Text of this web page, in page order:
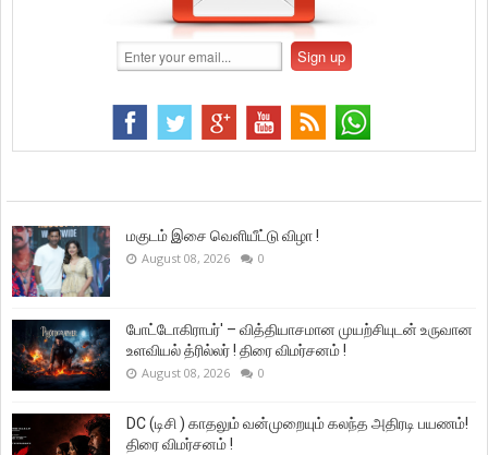
மகுடம் இசை வெளியீட்டு விழா !
August 08, 2026 0
போட்டோகிராபர்' – வித்தியாசமான முயற்சியுடன் உருவான
உளவியல் த்ரில்லர் ! திரை விமர்சனம் !
August 08, 2026 0
DC (டிசி ) காதலும் வன்முறையும் கலந்த அதிரடி பயணம்!
திரை விமர்சனம் !